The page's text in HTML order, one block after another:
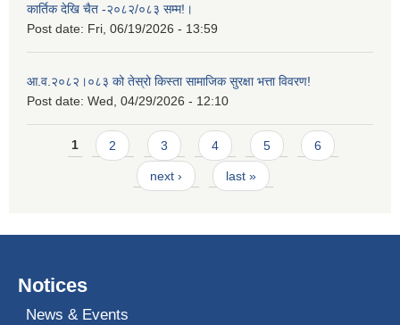
कार्तिक देखि चैत -२०८२/०८३ सम्म!।
Post date: Fri, 06/19/2026 - 13:59
आ.व.२०८२।०८३ को तेस्रो किस्ता सामाजिक सुरक्षा भत्ता विवरण!
Post date: Wed, 04/29/2026 - 12:10
Pages
1 2 3 4 5 6
next › last »
Notices
News & Events